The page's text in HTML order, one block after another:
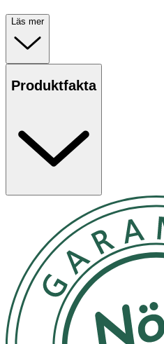
Läs mer
Produktfakta